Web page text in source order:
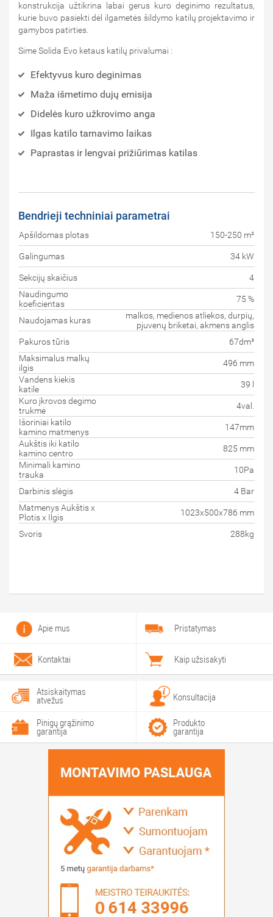
konstrukcija užtikrina labai gerus kuro deginimo rezultatus,
kurie buvo pasiekti dėl ilgametės šildymo katilų projektavimo ir
gamybos patirties.
Sime Solida Evo ketaus katilų privalumai :
Efektyvus kuro deginimas
Maža išmetimo dujų emisija
Didelės kuro užkrovimo anga
Ilgas katilo tarnavimo laikas
Paprastas ir lengvai prižiūrimas katilas
Bendrieji techniniai parametrai
Apšildomas plotas 150-250 m²
Galingumas 34 kW
Sekcijų skaičius
4
Naudingumo
koeficientas
75 %
Naudojamas kuras
malkos, medienos atliekos, durpių,
pjuvenų briketai, akmens anglis
Pakuros tūris
67dm³
Maksimalus malkų
ilgis
496 mm
Vandens kiekis
katile
39 l
Kuro įkrovos degimo
trukmė
4val.
Išoriniai katilo
kamino matmenys
147mm
Aukštis iki katilo
kamino centro
825 mm
Minimali kamino
trauka
10Pa
Darbinis slėgis
4 Bar
Matmenys Aukštis x
Plotis x Ilgis
1023x500x786 mm
Svoris 288kg
Apie mus Pristatymas
Kontaktai Kaip užsisakyti
Atsiskaitymas
atvežus Konsultacija
Pinigų grąžinimo
garantija
Produkto
garantija